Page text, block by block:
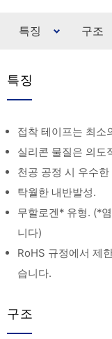
특징 구조
특징
접착 테이프는 최소
실리콘 물질은 의도
천공 공정 시 우수
탁월한 내반발성.
무할로겐* 유형. (*
니다)
RoHS 규정에서 제
습니다.
구조